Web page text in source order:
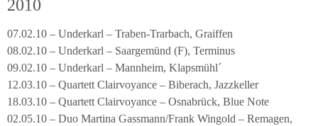
2010
07.02.10 – Underkarl – Traben-Trarbach, Graiffen
08.02.10 – Underkarl – Saargemünd (F), Terminus
09.02.10 – Underkarl – Mannheim, Klapsmühl´
12.03.10 – Quartett Clairvoyance – Biberach, Jazzkeller
18.03.10 – Quartett Clairvoyance – Osnabrück, Blue Note
02.05.10 – Duo Martina Gassmann/Frank Wingold – Remagen,